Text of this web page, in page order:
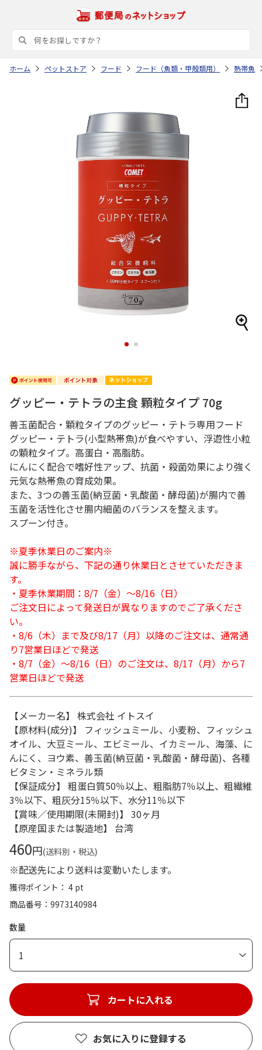
ホーム ペットストア フード フード（魚類・甲殻類用） 熱帯魚
1 2
グッピー・テトラの主食 顆粒タイプ 70g
善玉菌配合・顆粒タイプのグッピー・テトラ専用フード
グッピー・テトラ(小型熱帯魚)が食べやすい、浮遊性小粒
の顆粒タイプ。高蛋白・高脂肪。
にんにく配合で嗜好性アップ、抗菌・殺菌効果により強く
元気な熱帯魚の育成効果。
また、3つの善玉菌(納豆菌・乳酸菌・酵母菌)が腸内で善
玉菌を活性化させ腸内細菌のバランスを整えます。
スプーン付き。
※夏季休業日のご案内※
誠に勝手ながら、下記の通り休業日とさせていただきま
す。
・夏季休業期間：8/7（金）～8/16（日）
ご注文日によって発送日が異なりますのでご了承くださ
い。
・8/6（木）まで及び8/17（月）以降のご注文は、通常通
り7営業日ほどで発送
・8/7（金）～8/16（日）のご注文は、8/17（月）から7
営業日ほどで発送
【メーカー名】 株式会社 イトスイ
【原材料(成分)】 フィッシュミール、小麦粉、フィッシュ
オイル、大豆ミール、エビミール、イカミール、海藻、に
んにく、ヨウ素、善玉菌(納豆菌・乳酸菌・酵母菌)、各種
ビタミン・ミネラル類
【保証成分】 粗蛋白質50％以上、粗脂肪7％以上、粗繊維
3％以下、粗灰分15％以下、水分11％以下
【賞味／使用期限(未開封)】 30ヶ月
【原産国または製造地】 台湾
460円(送料別・税込)
※配送先により送料は変動いたします。
獲得ポイント： 4 pt
商品番号
9973140984
数量
1
カートに入れる
お気に入りに登録する